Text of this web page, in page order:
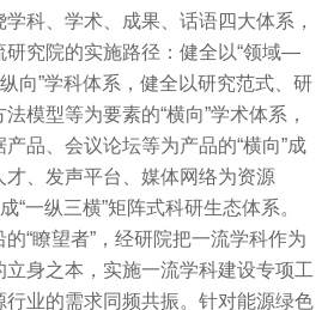
科、学术、成果、话语四大体系，
研究院的实施路径：健全以“领域—
向”学科体系，健全以研究范式、研
模型等为要素的“横向”学术体系，
品、会议论坛等为产品的“横向”成
、发声平台、媒体网络为资源
“一纵三横”矩阵式科研生态体系。
“瞭望者”，经研院把一流学科作为
身之本，实施一流学科建设专项工
业的需求同频共振。针对能源绿色